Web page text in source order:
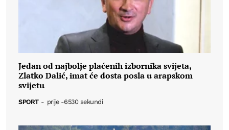
Jedan od najbolje plaćenih izbornika svijeta,
Zlatko Dalić, imat će dosta posla u arapskom
svijetu
SPORT - prije -6530 sekundi